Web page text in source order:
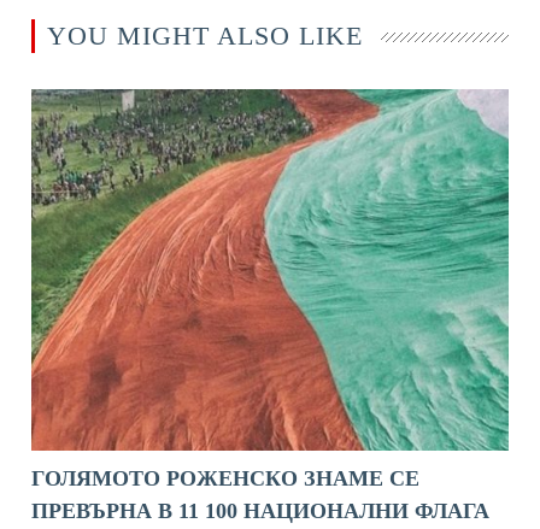
YOU MIGHT ALSO LIKE
ГОЛЯМОТО РОЖЕНСКО ЗНАМЕ СЕ
ПРЕВЪРНА В 11 100 НАЦИОНАЛНИ ФЛАГА